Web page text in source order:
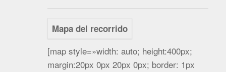
Mapa del recorrido
[map style=»width: auto; height:400px;
margin:20px 0px 20px 0px; border: 1px